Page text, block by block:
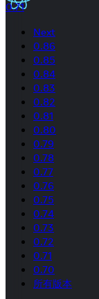
0.71
Next
0.86
0.85
0.84
0.83
0.82
0.81
0.80
0.79
0.78
0.77
0.76
0.75
0.74
0.73
0.72
0.71
0.70
所有版本